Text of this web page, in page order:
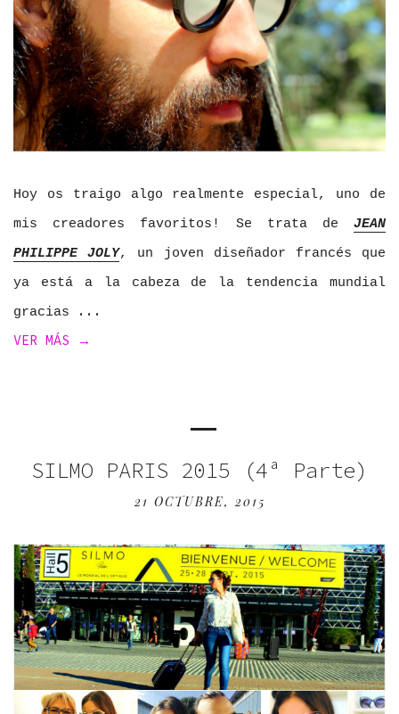
Hoy os traigo algo realmente especial, uno de
mis creadores favoritos! Se trata de JEAN
PHILIPPE JOLY, un joven diseñador francés que
ya está a la cabeza de la tendencia mundial
gracias
VER MÁS →
SILMO PARIS 2015 (4ª Parte)
21 OCTUBRE, 2015